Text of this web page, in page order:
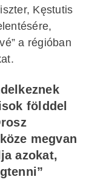
Kęstutis
a régióban
földdel
megvan
azokat,